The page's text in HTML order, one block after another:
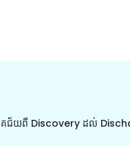
នជោគជ័យពី Discovery ដល់